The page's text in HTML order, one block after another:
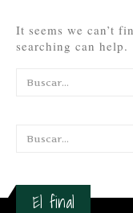
It seems we can’t
searching can help.
El final